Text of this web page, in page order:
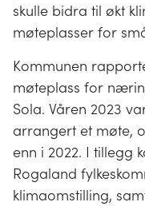
skulle bidra til økt
møteplasser for
Kommunen
møteplass for
Sola. Våren 2023
arrangert et møte,
enn i 2022. I tillegg
Rogaland
klimaomstilling,